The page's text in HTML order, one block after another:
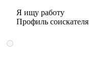
Я ищу работу
Профиль соискателя